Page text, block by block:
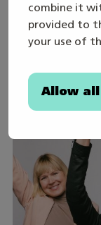
combine it
provided to
your use of
Allow all
TWITTER
Du är